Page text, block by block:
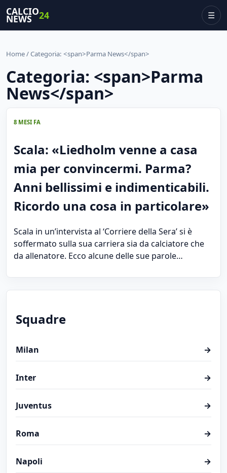
CALCIO
NEWS 24 ☰
Home/ Categoria: <span>Parma News</span>
Categoria: <span>Parma
News</span>
8 MESI FA
Scala: «Liedholm venne a casa
mia per convincermi. Parma?
Anni bellissimi e indimenticabili.
Ricordo una cosa in particolare»
Scala in un’intervista al ‘Corriere della Sera’ si è
soffermato sulla sua carriera sia da calciatore che
da allenatore. Ecco alcune delle sue parole…
Squadre
Milan →
Inter →
Juventus →
Roma →
Napoli →